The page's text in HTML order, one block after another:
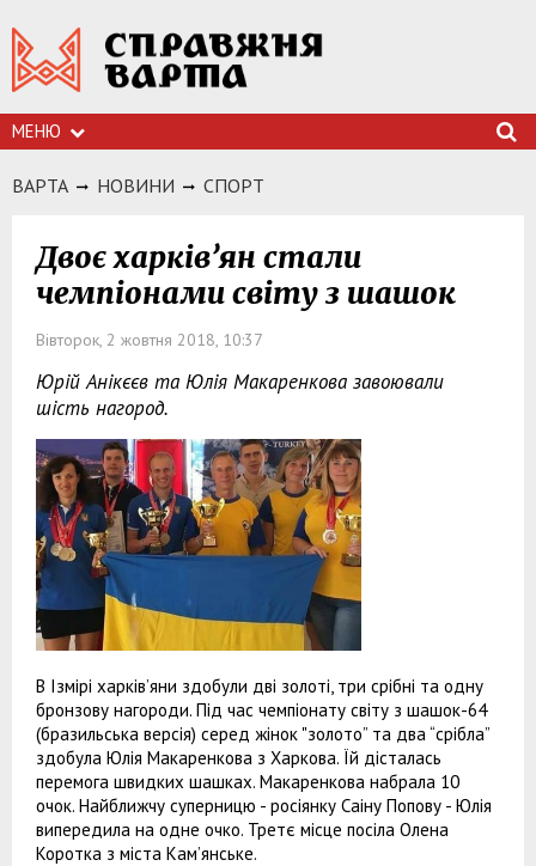
МЕНЮ
ВАРТА НОВИНИ СПОРТ
Двоє харків’ян стали
чемпіонами світу з шашок
Вівторок, 2 жовтня 2018, 10:37
Юрій Анікєєв та Юлія Макаренкова завоювали
шість нагород.
В Ізмірі харків’яни здобули дві золоті, три срібні та одну
бронзову нагороди. Під час чемпіонату світу з шашок-64
(бразильська версія) серед жінок "золото” та два “срібла”
здобула Юлія Макаренкова з Харкова. Їй дісталась
перемога швидких шашках. Макаренкова набрала 10
очок. Найближчу суперницю - росіянку Саіну Попову - Юлія
випередила на одне очко. Третє місце посіла Олена
Коротка з міста Кам’янське.